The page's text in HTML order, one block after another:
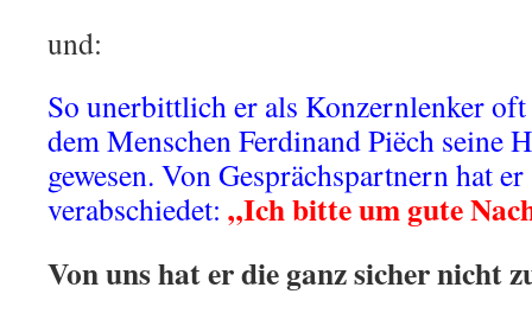
und:
So unerbittlich er als Konzernlenker
dem Menschen Ferdinand Piëch seine
gewesen. Von Gesprächspartnern hat
verabschiedet: „Ich bitte um gute
Von uns hat er die ganz sicher nicht